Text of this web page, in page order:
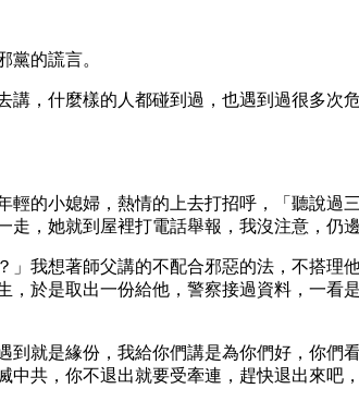
黨的謊言。
，什麼樣的人都碰到過，也遇到過很多次
的小媳婦，熱情的上去打招呼，「聽說過
，她就到屋裡打電話舉報，我沒注意，仍
我想著師父講的不配合邪惡的法，不搭理
於是取出一份給他，警察接過資料，一看
就是緣份，我給你們講是為你們好，你們
共，你不退出就要受牽連，趕快退出來吧，